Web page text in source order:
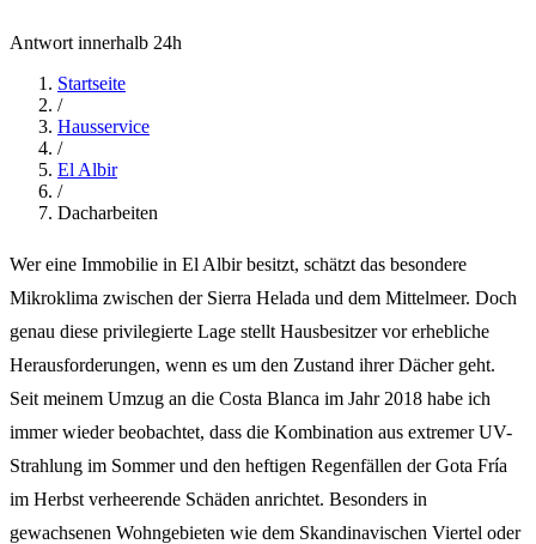
Antwort innerhalb 24h
Startseite
/
Hausservice
/
El Albir
/
Dacharbeiten
Wer eine Immobilie in El Albir besitzt, schätzt das besondere
Mikroklima zwischen der Sierra Helada und dem Mittelmeer. Doch
genau diese privilegierte Lage stellt Hausbesitzer vor erhebliche
Herausforderungen, wenn es um den Zustand ihrer Dächer geht.
Seit meinem Umzug an die Costa Blanca im Jahr 2018 habe ich
immer wieder beobachtet, dass die Kombination aus extremer UV-
Strahlung im Sommer und den heftigen Regenfällen der Gota Fría
im Herbst verheerende Schäden anrichtet. Besonders in
gewachsenen Wohngebieten wie dem Skandinavischen Viertel oder